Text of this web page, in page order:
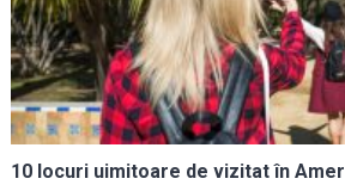
10 locuri uimitoare de vizitat în